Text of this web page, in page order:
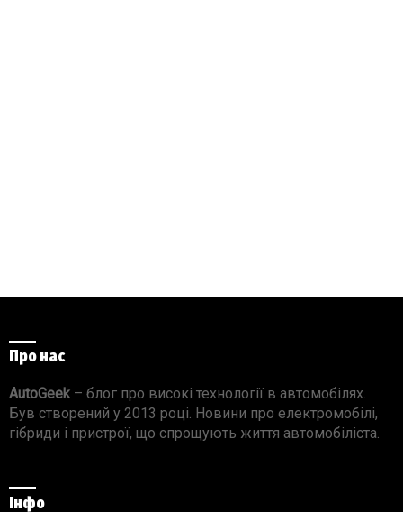
Про нас
AutoGeek– блог про високі технології в автомобілях.
Був створений у 2013 році. Новини про електромобілі,
гібриди і пристрої, що спрощують життя автомобіліста.
Інфо